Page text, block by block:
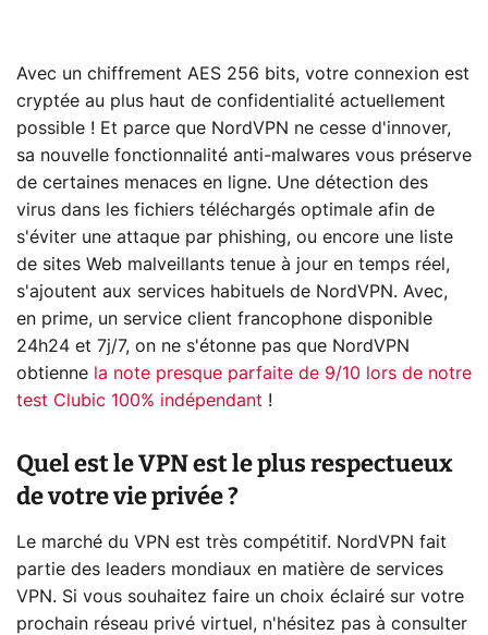
Avec un chiffrement AES 256 bits, votre connexion est
cryptée au plus haut de confidentialité actuellement
possible ! Et parce que NordVPN ne cesse d'innover,
sa nouvelle fonctionnalité anti-malwares vous préserve
de certaines menaces en ligne. Une détection des
virus dans les fichiers téléchargés optimale afin de
s'éviter une attaque par phishing, ou encore une liste
de sites Web malveillants tenue à jour en temps réel,
s'ajoutent aux services habituels de NordVPN. Avec,
en prime, un service client francophone disponible
24h24 et 7j/7, on ne s'étonne pas que NordVPN
obtienne la note presque parfaite de 9/10 lors de notre
test Clubic 100% indépendant !
Quel est le VPN est le plus respectueux
de votre vie privée ?
Le marché du VPN est très compétitif. NordVPN fait
partie des leaders mondiaux en matière de services
VPN. Si vous souhaitez faire un choix éclairé sur votre
prochain réseau privé virtuel, n'hésitez pas à consulter